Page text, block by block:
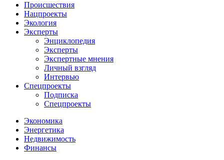
Происшествия
Нацпроекты
Экология
Эксперты
Энциклопедия
Эксперты
Экспертные мнения
Личный взгляд
Интервью
Спецпроекты
Подписка
Спецпроекты
Экономика
Энергетика
Недвижимость
Финансы